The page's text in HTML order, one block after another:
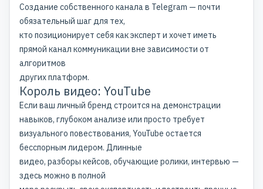
Создание собственного канала в Telegram — почти
обязательный шаг для тех,
кто позиционирует себя как эксперт и хочет иметь
прямой канал коммуникации вне зависимости от
алгоритмов
других платформ.
Король видео: YouTube
Если ваш личный бренд строится на демонстрации
навыков, глубоком анализе или просто требует
визуального повествования, YouTube остается
бесспорным лидером. Длинные
видео, разборы кейсов, обучающие ролики, интервью —
здесь можно в полной